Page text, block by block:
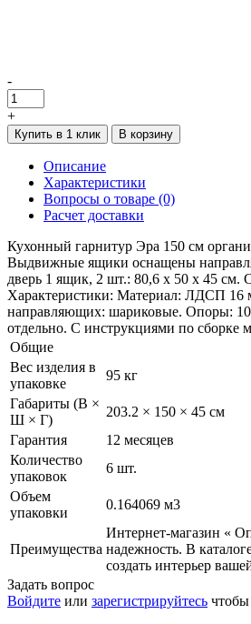
-
+
Купить в 1 клик В корзину
Описание
Характеристики
Вопросы о товаре (0)
Расчет доставки
Кухонный гарнитур Эра 150 см
Выдвижные ящики оснащены
дверь 1 ящик, 2 шт.: 80,6 х 50 х 45 см.
Характеристики: Материал: ЛДСП 16
направляющих: шариковые. Опоры: 10
отдельно. С инструкциями по сборке
Общие
Вес изделия в
упаковке
95 кг
Габариты (В ×
Ш × Г)
203.2 × 150 × 45 см
Гарантия
12 месяцев
Количество
упаковок
6 шт.
Объем
упаковки
0.164069 м3
Преимущества
Интернет-магазин «
надежность. В
создать интерьер
Задать вопрос
Войдите или зарегистрируйтесь чтобы